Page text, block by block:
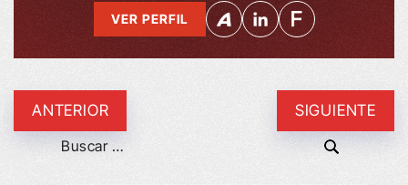
VER PERFIL
ANTERIOR SIGUIENTE